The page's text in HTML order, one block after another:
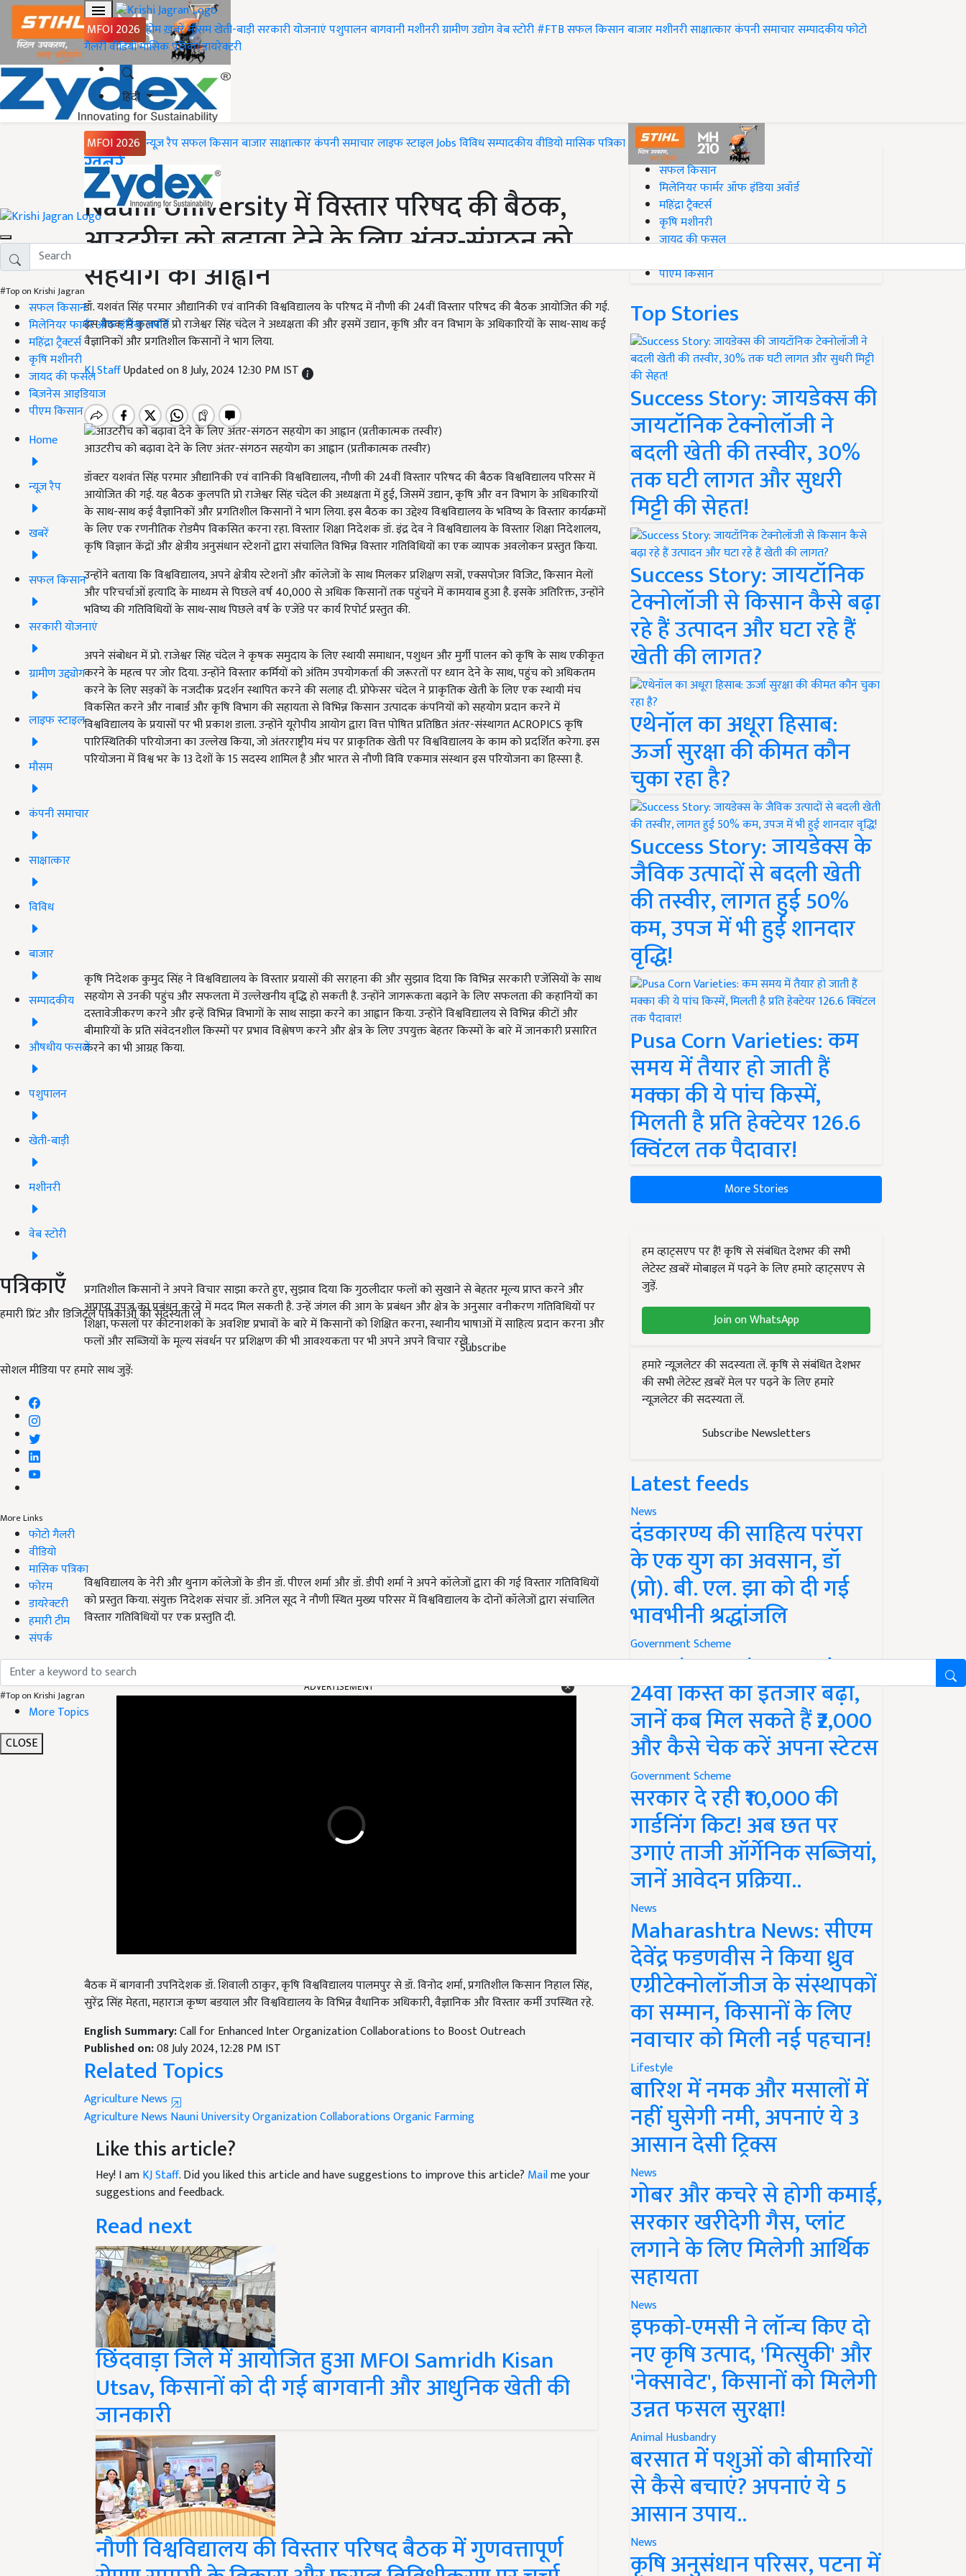
MFOI 2026 होमख़बरेंमौसमखेती-बाड़ीसरकारी योजनाएंपशुपालनबागवानीमशीनरीग्रामीण उद्योगवेब स्टोरी#FTBसफल किसानबाजारमशीनरीसाक्षात्कारकंपनी समाचारसम्पादकीयफोटो
गैलरीवीडियोमासिक पत्रिकाडायरेक्टरी
हिंदी
MFOI 2026 न्यूज़ रैपसफल किसानबाजारसाक्षात्कारकंपनी समाचारलाइफ स्टाइलJobsविविधसम्पादकीयवीडियोमासिक पत्रिका
#Top on Krishi Jagran
सफल किसान
मिलेनियर फार्मर ऑफ इंडिया अवॉर्ड
महिंद्रा ट्रैक्टर्स
कृषि मशीनरी
जायद की फसल
बिज़नेस आइडियाज
पीएम किसान
Home
न्यूज़ रैप
खबरें
सफल किसान
सरकारी योजनाएं
ग्रामीण उद्द्योग
लाइफ स्टाइल
मौसम
कंपनी समाचार
साक्षात्कार
विविध
बाजार
सम्पादकीय
औषधीय फसलें
पशुपालन
खेती-बाड़ी
मशीनरी
वेब स्टोरी
पत्रिकाएँ
हमारी प्रिंट और डिजिटल पत्रिकाओं की सदस्यता लें
Subscribe
सोशल मीडिया पर हमारे साथ जुड़ें:
More Links
फोटो गैलरी
वीडियो
मासिक पत्रिका
फोरम
डायरेक्टरी
हमारी टीम
संपर्क
#Top on Krishi Jagran
More Topics
CLOSE
Home
ख़बरें
Nauni University में विस्तार परिषद की बैठक,
आउटरीच को बढ़ावा देने के लिए अंतर-संगठन को
सहयोग का आह्वान
डॉ. यशवंत सिंह परमार औद्यानिकी एवं वानिकी विश्वविद्यालय के परिषद में नौणी की 24वीं विस्तार परिषद की बैठक आयोजित की गई.
इस बैठक में कुलपति प्रो राजेश्वर सिंह चंदेल ने अध्यक्षता की और इसमें उद्यान, कृषि और वन विभाग के अधिकारियों के साथ-साथ कई
वैज्ञानिकों और प्रगतिशील किसानों ने भाग लिया.
KJ StaffUpdated on 8 July, 2024 12:30 PM IST
आउटरीच को बढ़ावा देने के लिए अंतर-संगठन सहयोग का आह्वान (प्रतीकात्मक तस्वीर)
डॉक्टर यशवंत सिंह परमार औद्यानिकी एवं वानिकी विश्वविद्यालय, नौणी की 24वीं विस्तार परिषद की बैठक विश्वविद्यालय परिसर में
आयोजित की गई. यह बैठक कुलपति प्रो राजेश्वर सिंह चंदेल की अध्यक्षता में हुई, जिसमें उद्यान, कृषि और वन विभाग के अधिकारियों
के साथ-साथ कई वैज्ञानिकों और प्रगतिशील किसानों ने भाग लिया. इस बैठक का उद्देश्य विश्वविद्यालय के भविष्य के विस्तार कार्यक्रमों
के लिए एक रणनीतिक रोडमैप विकसित करना रहा. विस्तार शिक्षा निदेशक डॉ. इंद्र देव ने विश्वविद्यालय के विस्तार शिक्षा निदेशालय,
कृषि विज्ञान केंद्रों और क्षेत्रीय अनुसंधान स्टेशनों द्वारा संचालित विभिन्न विस्तार गतिविधियों का एक व्यापक अवलोकन प्रस्तुत किया.
उन्होंने बताया कि विश्वविद्यालय, अपने क्षेत्रीय स्टेशनों और कॉलेजों के साथ मिलकर प्रशिक्षण सत्रों, एक्सपोज़र विजिट, किसान मेलों
और परिचर्चाओं इत्यादि के माध्यम से पिछले वर्ष 40,000 से अधिक किसानों तक पहुंचने में कामयाब हुआ है. इसके अतिरिक्त, उन्होंने
भविष्य की गतिविधियों के साथ-साथ पिछले वर्ष के एजेंडे पर कार्य रिपोर्ट प्रस्तुत की.
अपने संबोधन में प्रो. राजेश्वर सिंह चंदेल ने कृषक समुदाय के लिए स्थायी समाधान, पशुधन और मुर्गी पालन को कृषि के साथ एकीकृत
करने के महत्व पर जोर दिया. उन्होंने विस्तार कर्मियों को अंतिम उपयोगकर्ता की जरूरतों पर ध्यान देने के साथ, पहुंच को अधिकतम
करने के लिए सड़कों के नजदीक प्रदर्शन स्थापित करने की सलाह दी. प्रोफेसर चंदेल ने प्राकृतिक खेती के लिए एक स्थायी मंच
विकसित करने और नाबार्ड और कृषि विभाग की सहायता से विभिन्न किसान उत्पादक कंपनियों को सहयोग प्रदान करने में
विश्वविद्यालय के प्रयासों पर भी प्रकाश डाला. उन्होंने यूरोपीय आयोग द्वारा वित्त पोषित प्रतिष्ठित अंतर-संस्थागत ACROPICS कृषि
पारिस्थितिकी परियोजना का उल्लेख किया, जो अंतरराष्ट्रीय मंच पर प्राकृतिक खेती पर विश्वविद्यालय के काम को प्रदर्शित करेगा. इस
परियोजना में विश्व भर के 13 देशों के 15 सदस्य शामिल है और भारत से नौणी विवि एकमात्र संस्थान इस परियोजना का हिस्सा है.
कृषि निदेशक कुमुद सिंह ने विश्वविद्यालय के विस्तार प्रयासों की सराहना की और सुझाव दिया कि विभिन्न सरकारी एजेंसियों के साथ
सहयोग से उनकी पहुंच और सफलता में उल्लेखनीय वृद्धि हो सकती है. उन्होंने जागरूकता बढ़ाने के लिए सफलता की कहानियों का
दस्तावेजीकरण करने और इन्हें विभिन्न विभागों के साथ साझा करने का आह्वान किया. उन्होंने विश्वविद्यालय से विभिन्न कीटों और
बीमारियों के प्रति संवेदनशील किस्मों पर प्रभाव विश्लेषण करने और क्षेत्र के लिए उपयुक्त बेहतर किस्मों के बारे में जानकारी प्रसारित
करने का भी आग्रह किया.
प्रगतिशील किसानों ने अपने विचार साझा करते हुए, सुझाव दिया कि गुठलीदार फलों को सुखाने से बेहतर मूल्य प्राप्त करने और
अप्राप्य उपज का प्रबंधन करने में मदद मिल सकती है. उन्हें जंगल की आग के प्रबंधन और क्षेत्र के अनुसार वनीकरण गतिविधियों पर
शिक्षा, फसलों पर कीटनाशकों के अवशिष्ट प्रभावों के बारे में किसानों को शिक्षित करना, स्थानीय भाषाओं में साहित्य प्रदान करना और
फलों और सब्जियों के मूल्य संवर्धन पर प्रशिक्षण की भी आवश्यकता पर भी अपने अपने विचार रखे.
विश्वविद्यालय के नेरी और थुनाग कॉलेजों के डीन डॉ. पीएल शर्मा और डॉ. डीपी शर्मा ने अपने कॉलेजों द्वारा की गई विस्तार गतिविधियों
को प्रस्तुत किया. संयुक्त निदेशक संचार डॉ. अनिल सूद ने नौणी स्थित मुख्य परिसर में विश्वविद्यालय के दोनों कॉलेजों द्वारा संचालित
विस्तार गतिविधियों पर एक प्रस्तुति दी.
सुरेंद्र सिंह मेहता, महाराज कृष्ण बडयाल और विश्वविद्यालय के विभिन्न वैधानिक अधिकारी, वैज्ञानिक और विस्तार कर्मी उपस्थित रहे.
English Summary:
Call for Enhanced Inter Organization Collaborations to Boost Outreach
Published on:08 July 2024, 12:28 PM IST
Related Topics
Agriculture News
Agriculture News Nauni University
Like this article?
Hey! I amKJ Staff. Did you liked this article and have suggestions to improve this article?
suggestions and feedback.
Read next
छिंदवाड़ा जिले में आयोजित हुआ MFOI Samridh Kisan
Utsav, किसानों को दी गई बागवानी और आधुनिक खेती की
जानकारी
नौणी विश्वविद्यालय की विस्तार परिषद बैठक में गुणवत्तापूर्ण
रोपण सामग्री के विकास और फसल विविधीकरण पर चर्चा
#Top on Krishi Jagran
सफल किसान
मिलेनियर फार्मर ऑफ इंडिया अवॉर्ड
महिंद्रा ट्रैक्टर्स
कृषि मशीनरी
जायद की फसल
पीएम किसान
Top Stories
Success Story: जायडेक्स की
जायटॉनिक टेक्नोलॉजी ने
बदली खेती की तस्वीर, 30%
तक घटी लागत और सुधरी
मिट्टी की सेहत!
Success Story: जायटॉनिक
टेक्नोलॉजी से किसान कैसे बढ़ा
रहे हैं उत्पादन और घटा रहे हैं
खेती की लागत?
एथेनॉल का अधूरा हिसाब:
ऊर्जा सुरक्षा की कीमत कौन
चुका रहा है?
Success Story: जायडेक्स के
जैविक उत्पादों से बदली खेती
की तस्वीर, लागत हुई 50%
कम, उपज में भी हुई शानदार
वृद्धि!
Pusa Corn Varieties: कम
समय में तैयार हो जाती हैं
मक्का की ये पांच किस्में,
मिलती है प्रति हेक्टेयर 126.6
क्विंटल तक पैदावार!
More Stories
हम व्हाट्सएप पर हैं! कृषि से संबंधित देशभर की सभी
लेटेस्ट ख़बरें मोबाइल में पढ़ने के लिए हमारे व्हाट्सएप से
जुड़ें.
Join on WhatsApp
हमारे न्यूज़लेटर की सदस्यता लें. कृषि से संबंधित देशभर
की सभी लेटेस्ट ख़बरें मेल पर पढ़ने के लिए हमारे
न्यूज़लेटर की सदस्यता लें.
Subscribe Newsletters
Latest feeds
News
दंडकारण्य की साहित्य परंपरा
के एक युग का अवसान, डॉ
(प्रो). बी. एल. झा को दी गई
भावभीनी श्रद्धांजलि
Government Scheme
PM Kisan Yojana Update:
24वीं किस्त का इंतजार बढ़ा,
जानें कब मिल सकते हैं ₹2,000
और कैसे चेक करें अपना स्टेटस
Government Scheme
सरकार दे रही ₹10,000 की
गार्डनिंग किट! अब छत पर
उगाएं ताजी ऑर्गेनिक सब्जियां,
जानें आवेदन प्रक्रिया..
News
Maharashtra News: सीएम
देवेंद्र फडणवीस ने किया ध्रुव
एग्रीटेक्नोलॉजीज के संस्थापकों
का सम्मान, किसानों के लिए
नवाचार को मिली नई पहचान!
Lifestyle
बारिश में नमक और मसालों में
नहीं घुसेगी नमी, अपनाएं ये 3
आसान देसी ट्रिक्स
News
गोबर और कचरे से होगी कमाई,
सरकार खरीदेगी गैस, प्लांट
लगाने के लिए मिलेगी आर्थिक
सहायता
News
इफको-एमसी ने लॉन्च किए दो
नए कृषि उत्पाद, 'मित्सुकी' और
'नेक्सावेट', किसानों को मिलेगी
उन्नत फसल सुरक्षा!
Animal Husbandry
बरसात में पशुओं को बीमारियों
से कैसे बचाएं? अपनाएं ये 5
आसान उपाय..
News
कृषि अनुसंधान परिसर, पटना में